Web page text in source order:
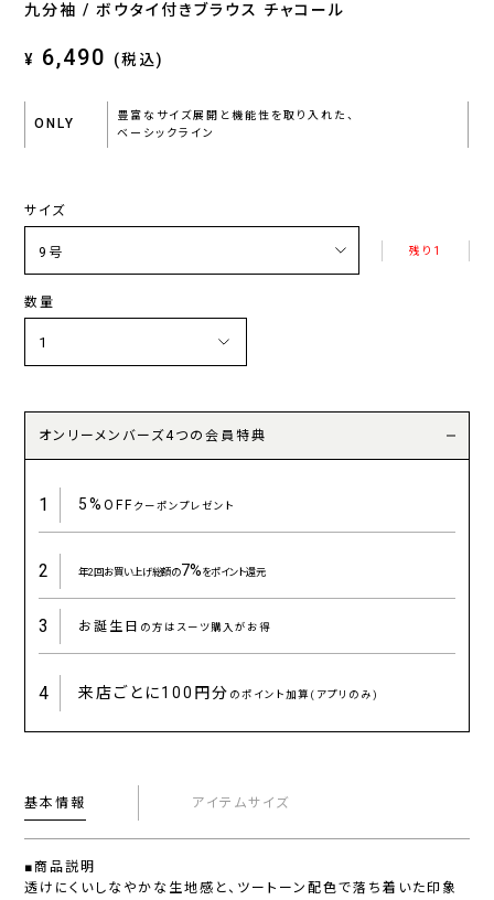
九分袖 / ボウタイ付きブラウス チャコール
¥ 6,490 (税込)
ONLY
豊富なサイズ展開と機能性を取り入れた、
ベーシックライン
サイズ
残り1
数量
オンリーメンバーズ4つの会員特典
1 5%OFFクーポンプレゼント
2 年2回お買い上げ総額の7%をポイント還元
3 お誕生日 の方はスーツ購入がお得
4 来店ごとに100円分 のポイント加算(アプリのみ)
基本情報 アイテムサイズ
■商品説明
透けにくいしなやかな生地感と、ツートーン配色で落ち着いた印象